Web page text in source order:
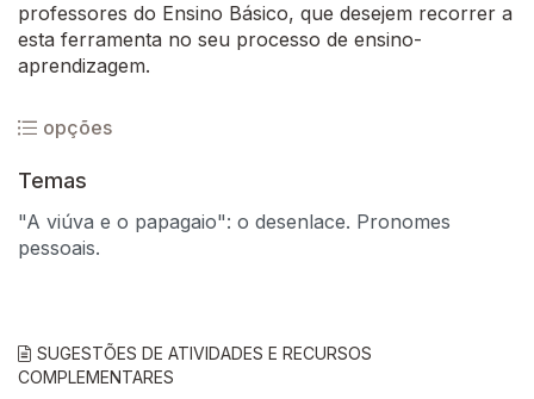
professores do Ensino Básico, que desejem recorrer a
esta ferramenta no seu processo de ensino-
aprendizagem.
opções
Temas
"A viúva e o papagaio": o desenlace. Pronomes
pessoais.
SUGESTÕES DE ATIVIDADES E RECURSOS
COMPLEMENTARES